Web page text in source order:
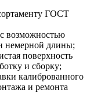
ГОСТ
возможностью
немерной длины;
поверхность
и сборку;
калиброванного
и ремонта